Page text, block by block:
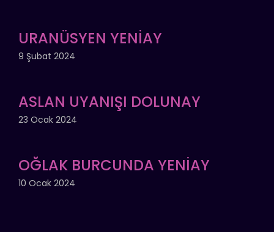
URANÜSYEN YENİAY
9 Şubat 2024
ASLAN UYANIŞI DOLUNAY
23 Ocak 2024
OĞLAK BURCUNDA YENİAY
10 Ocak 2024